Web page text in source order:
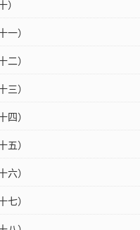
）
）
）
）
）
）
）